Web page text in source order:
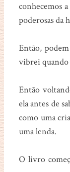
conhecemos
poderosas da
Então,
vibrei quando
Então
ela antes de
como uma
uma lenda.
O livro